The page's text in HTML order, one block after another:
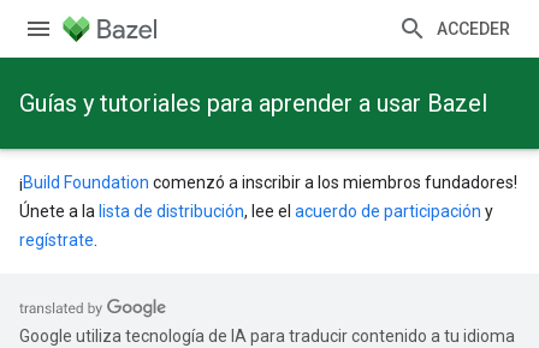
ACCEDER
Guías y tutoriales para aprender a usar Bazel
¡Build Foundation comenzó a inscribir a los miembros fundadores!
Únete a la lista de distribución, lee el acuerdo de participación y
regístrate
Google utiliza tecnología de IA para traducir contenido a tu idioma